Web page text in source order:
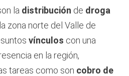
la distribución de droga
zona norte del Valle de
vínculos con una
en la región,
tareas como son cobro de